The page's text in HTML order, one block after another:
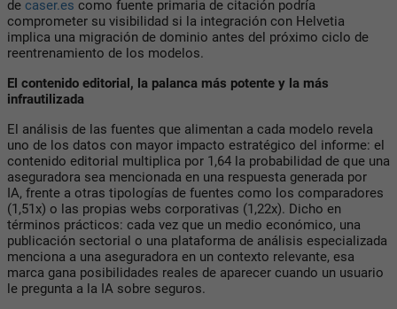
de caser.es como fuente primaria de citación podría
comprometer su visibilidad si la integración con Helvetia
implica una migración de dominio antes del próximo ciclo de
reentrenamiento de los modelos.
El contenido editorial, la palanca más potente y la más
infrautilizada
El análisis de las fuentes que alimentan a cada modelo revela
uno de los datos con mayor impacto estratégico del informe: el
contenido editorial multiplica por 1,64 la probabilidad de que una
aseguradora sea mencionada en una respuesta generada por
IA, frente a otras tipologías de fuentes como los comparadores
(1,51x) o las propias webs corporativas (1,22x). Dicho en
términos prácticos: cada vez que un medio económico, una
publicación sectorial o una plataforma de análisis especializada
menciona a una aseguradora en un contexto relevante, esa
marca gana posibilidades reales de aparecer cuando un usuario
le pregunta a la IA sobre seguros.